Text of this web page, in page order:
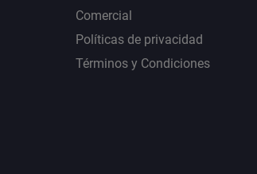
Comercial
Políticas de privacidad
Términos y Condiciones